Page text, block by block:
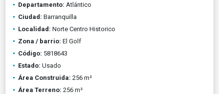
Departamento: Atlántico
Ciudad: Barranquilla
Localidad: Norte Centro Historico
Zona / barrio: El Golf
Código: 5818643
Estado: Usado
Área Construida: 256 m²
Área Terreno: 256 m²